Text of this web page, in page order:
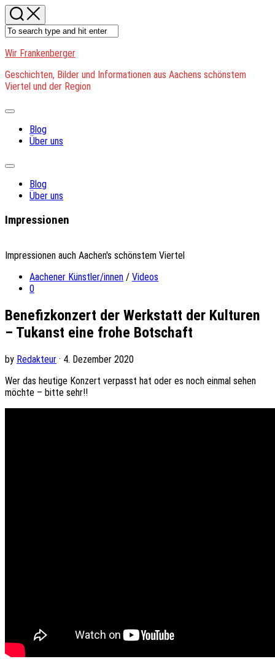
Skip
to
content
Wir Frankenberger
Geschichten, Bilder und Informationen aus Aachens schönstem
Viertel und der Region
Expand
Blog
Über uns
Expand
Blog
Über uns
Impressionen
Impressionen auch Aachen's schönstem Viertel
Aachener Künstler/innen / Videos
0
Benefizkonzert der Werkstatt der Kulturen
– Tukanst eine frohe Botschaft
by Redakteur · 4. Dezember 2020
Wer das heutige Konzert verpasst hat oder es noch einmal sehen
möchte – bitte sehr!!